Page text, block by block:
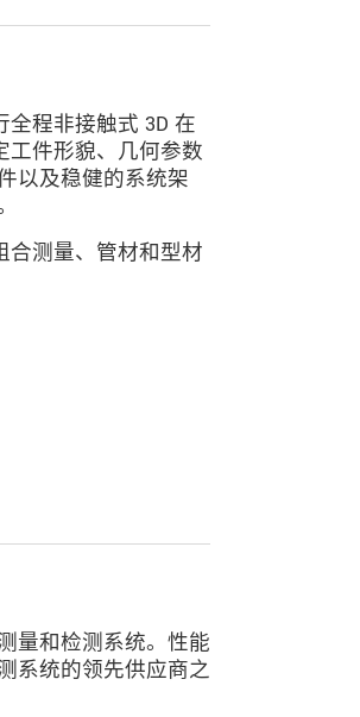
程非接触式 3D 在
工件形貌、几何参数
以及稳健的系统架
合测量、管材和型材
量和检测系统。性能
系统的领先供应商之